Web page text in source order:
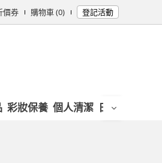
價券 購物車 (0) 登記活動
彩妝保養 個人清潔 日用/紙品